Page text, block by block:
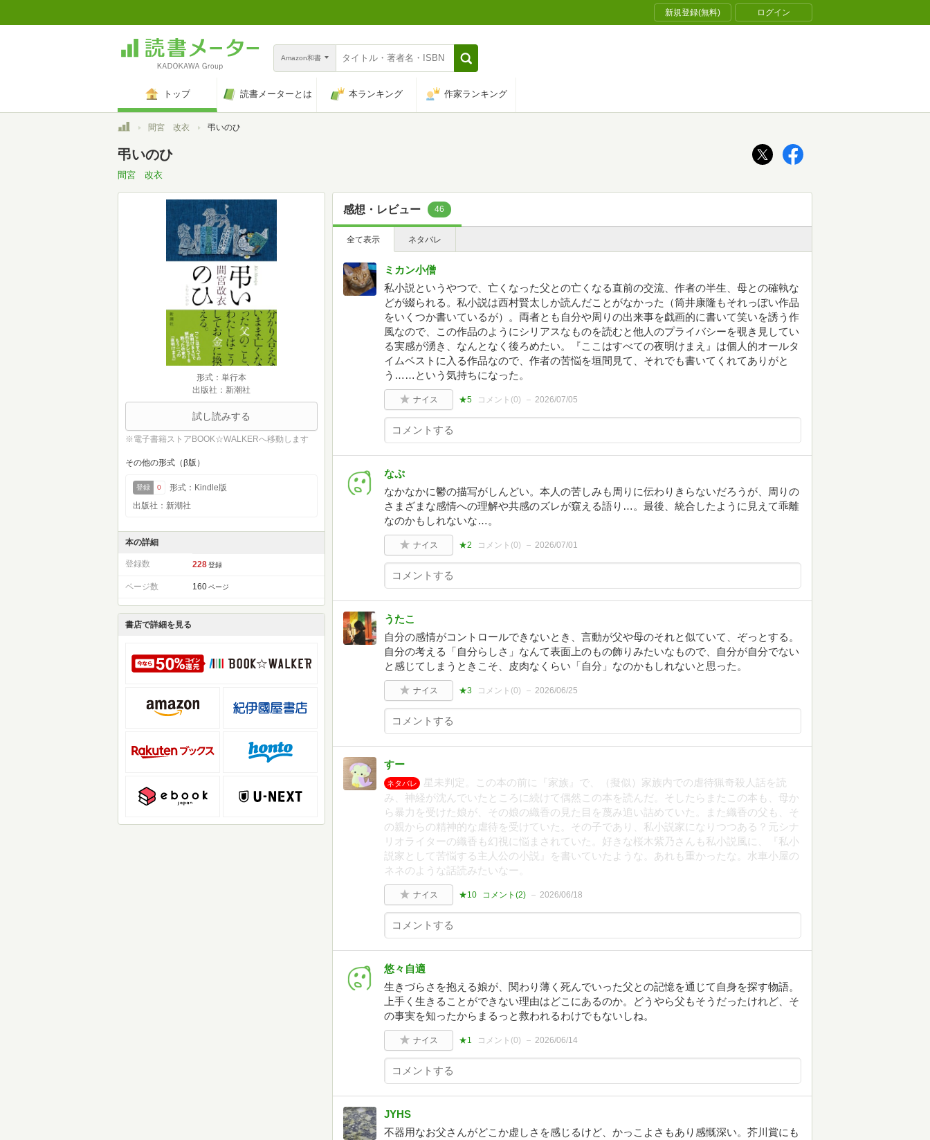
新規登録(無料) ログイン
Amazon和書
トップ 読書メーターとは 本ランキング 作家ランキング
トップ間宮 改衣 弔いのひ
弔いのひ
間宮 改衣
形式：単行本
出版社：新潮社
試し読みする
※電子書籍ストアBOOK☆WALKERへ移動します
その他の形式（β版）
登録 0
形式：Kindle版
出版社：新潮社
本の詳細
登録数 228 登録
ページ数 160 ページ
書店で詳細を見る
感想・レビュー 46
全て表示 ネタバレ
ミカン小僧
私小説というやつで、亡くなった父との亡くなる直前の交流、作者の半生、母との確執な
どが綴られる。私小説は西村賢太しか読んだことがなかった（筒井康隆もそれっぽい作品
をいくつか書いているが）。両者とも自分や周りの出来事を戯画的に書いて笑いを誘う作
風なので、この作品のようにシリアスなものを読むと他人のプライバシーを覗き見してい
る実感が湧き、なんとなく後ろめたい。『ここはすべての夜明けまえ』は個人的オールタ
イムベストに入る作品なので、作者の苦悩を垣間見て、それでも書いてくれてありがと
う……という気持ちになった。
ナイス ★5 コメント(0) 2026/07/05
なぷ
なかなかに鬱の描写がしんどい。本人の苦しみも周りに伝わりきらないだろうが、周りの
さまざまな感情への理解や共感のズレが窺える語り…。最後、統合したように見えて乖離
なのかもしれないな…。
ナイス ★2 コメント(0) 2026/07/01
うたこ
自分の感情がコントロールできないとき、言動が父や母のそれと似ていて、ぞっとする。
自分の考える「自分らしさ」なんて表面上のもの飾りみたいなもので、自分が自分でない
と感じてしまうときこそ、皮肉なくらい「自分」なのかもしれないと思った。
ナイス ★3 コメント(0) 2026/06/25
すー
ネタバレ
星未判定。この本の前に『家族』で、（擬似）家族内での虐待猟奇殺人話を読
み、神経が沈んでいたところに続けて偶然この本を読んだ。そしたらまたこの本も、母か
ら暴力を受けた娘が、その娘の織香の見た目を蔑み追い詰めていた。また織香の父も、そ
の親からの精神的な虐待を受けていた。その子であり、私小説家になりつつある？元シナ
リオライターの織香も幻視に悩まされていた。好きな桜木紫乃さんも私小説風に、『私小
説家として苦悩する主人公の小説』を書いていたような。あれも重かったな。水車小屋の
ネネのような話読みたいなー。
ナイス ★10 コメント(2) 2026/06/18
悠々自適
生きづらさを抱える娘が、関わり薄く死んでいった父との記憶を通じて自身を探す物語。
上手く生きることができない理由はどこにあるのか。どうやら父もそうだったけれど、そ
の事実を知ったからまるっと救われるわけでもないしね。
ナイス ★1 コメント(0) 2026/06/14
JYHS
不器用なお父さんがどこか虚しさを感じるけど、かっこよさもあり感慨深い。芥川賞にも